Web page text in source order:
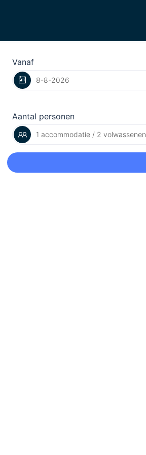
Vanaf
Aantal personen
1 accommodatie / 2 volwassenen